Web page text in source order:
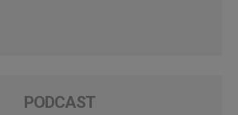
PODCAST